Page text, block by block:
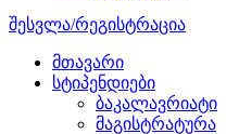
შესვლა/რეგისტრაცია
მთავარი
სტიპენდიები
ბაკალავრიატი
მაგისტრატურა